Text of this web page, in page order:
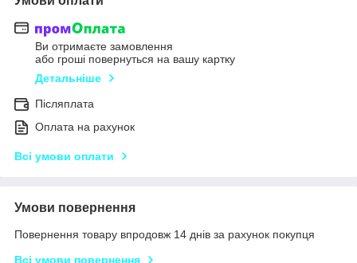
Ви отримаєте замовлення
або гроші повернуться на вашу картку
Детальніше
Післяплата
Оплата на рахунок
Всі умови оплати
Умови повернення
Повернення товару впродовж 14 днів за рахунок покупця
Всі умови повернення